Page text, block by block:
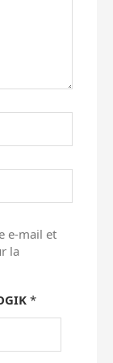
e-mail et
la
*